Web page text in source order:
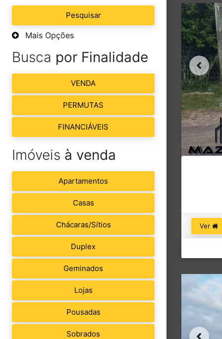
Pesquisar
Mais Opções
Busca por Finalidade
VENDA
PERMUTAS
FINANCIÁVEIS
Imóveis à venda
Apartamentos
Casas
Chácaras/Sítios
Duplex
Geminados
Lojas
Pousadas
Sobrados
Ver